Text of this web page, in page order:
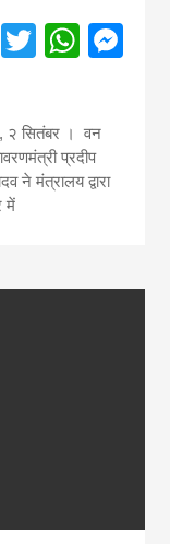
Twitter
२ सितंबर । वन
प्रदीप
ने मंत्रालय द्वारा
में